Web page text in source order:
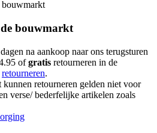
bouwmarkt
bouwmarkt
na aankoop naar ons terugsturen
ofgratis retourneren in de
retourneren.
retourneren gelden niet voor
verse/ bederfelijke artikelen zoals